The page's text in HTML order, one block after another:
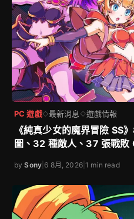
PC 遊戲◇最新消息 ◇遊戲情報
《純真少女的魔界冒險
圖、32 種敵人、37 張戰敗
bySony 6 8月, 2026|1 min read